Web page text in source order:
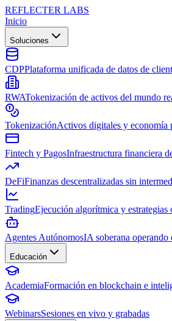
REFLECTER LABS
Inicio
Soluciones
CDPPlataforma unificada de datos de
RWATokenización de activos del mundo
TokenizaciónActivos digitales y economía
Fintech y PagosInfraestructura financiera
DeFiFinanzas descentralizadas sin
TradingEjecución algorítmica y estrategias
Agentes AutónomosIA soberana operando
Educación
AcademiaFormación en blockchain e
WebinarsSesiones en vivo y grabadas